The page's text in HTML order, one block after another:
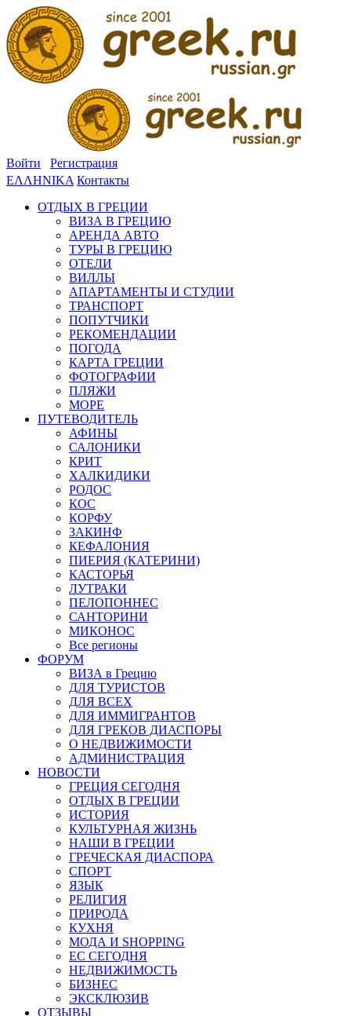
Войти
Регистрация
ΕΛΛΗΝΙΚΑ Контакты
ОТДЫХ В ГРЕЦИИ
ВИЗА В ГРЕЦИЮ
АРЕНДА АВТО
ТУРЫ В ГРЕЦИЮ
ОТЕЛИ
ВИЛЛЫ
АПАРТАМЕНТЫ И СТУДИИ
ТРАНСПОРТ
ПОПУТЧИКИ
РЕКОМЕНДАЦИИ
ПОГОДА
КАРТА ГРЕЦИИ
ФОТОГРАФИИ
ПЛЯЖИ
МОРЕ
ПУТЕВОДИТЕЛЬ
АФИНЫ
САЛОНИКИ
КРИТ
ХАЛКИДИКИ
РОДОС
КОС
КОРФУ
ЗАКИНФ
КЕФАЛОНИЯ
ПИЕРИЯ (КАТЕРИНИ)
КАСТОРЬЯ
ЛУТРАКИ
ПЕЛОПОННЕС
САНТОРИНИ
МИКОНОС
Все регионы
ФОРУМ
ВИЗА в Грецию
ДЛЯ ТУРИСТОВ
ДЛЯ ВСЕХ
ДЛЯ ИММИГРАНТОВ
ДЛЯ ГРЕКОВ ДИАСПОРЫ
О НЕДВИЖИМОСТИ
АДМИНИСТРАЦИЯ
НОВОСТИ
ГРЕЦИЯ СЕГОДНЯ
ОТДЫХ В ГРЕЦИИ
ИСТОРИЯ
КУЛЬТУРНАЯ ЖИЗНЬ
НАШИ В ГРЕЦИИ
ГРЕЧЕСКАЯ ДИАСПОРА
СПОРТ
ЯЗЫК
РЕЛИГИЯ
ПРИРОДА
КУХНЯ
МОДА И SHOPPING
ЕС СЕГОДНЯ
НЕДВИЖИМОСТЬ
БИЗНЕС
ЭКСКЛЮЗИВ
ОТЗЫВЫ